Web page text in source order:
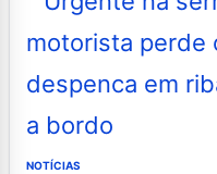
NOTÍCIAS